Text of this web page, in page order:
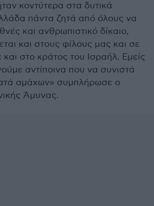
κοντύτερα στα δυτικά
πάντα ζητά από όλους να
και ανθρωπιστικό δίκαιο,
και στους φίλους μας και σε
και στο κράτος του Ισραήλ. Εμείς
αντίποινα που να συνιστά
αμάχων» συμπλήρωσε ο
Άμυνας.